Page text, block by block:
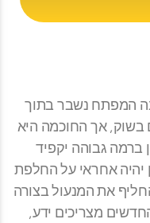
המפתח נשבר בתוך
בשוק, אך החוכמה היא
ברמה גבוהה יקפיד
יהיה אחראי על החלפת
את המנעול בצורה
מצריכים ידע,